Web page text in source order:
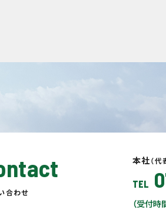
合わせ
本社（代
TEL
（受付